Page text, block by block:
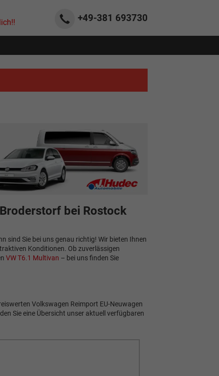
+49-381 693730
bei Rostock
sind Sie bei uns genau richtig! Wir bieten Ihnen
Konditionen. Ob zuverlässigen
VW T6.1 Multivan – bei uns finden Sie
Volkswagen Reimport EU-Neuwagen
Sie eine Übersicht unser aktuell verfügbaren